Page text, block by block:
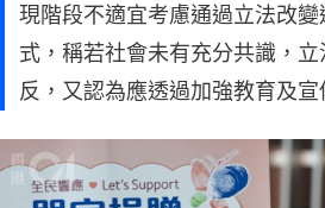
現階段不適宜考慮通過立法改
式，稱若社會未有充分共識，
反，又認為應透過加強教育及宣